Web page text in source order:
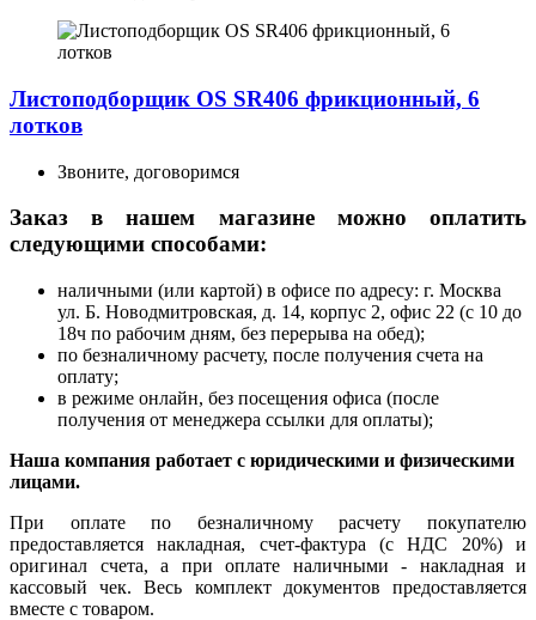
Листоподборщик OS SR406 фрикционный, 6
лотков
Звоните, договоримся
Заказ в нашем магазине можно оплатить
следующими способами:
наличными (или картой) в офисе по адресу: г. Москва
ул. Б. Новодмитровская, д. 14, корпус 2, офис 22 (с 10 до
18ч по рабочим дням, без перерыва на обед);
по безналичному расчету, после получения счета на
оплату;
в режиме онлайн, без посещения офиса (после
получения от менеджера ссылки для оплаты);
Наша компания работает с юридическими и физическими
лицами.
При оплате по безналичному расчету покупателю
предоставляется накладная, счет-фактура (с НДС 20%) и
оригинал счета, а при оплате наличными - накладная и
кассовый чек. Весь комплект документов предоставляется
вместе с товаром.